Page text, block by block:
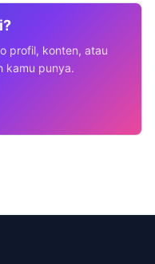
profil, konten, atau
kamu punya.